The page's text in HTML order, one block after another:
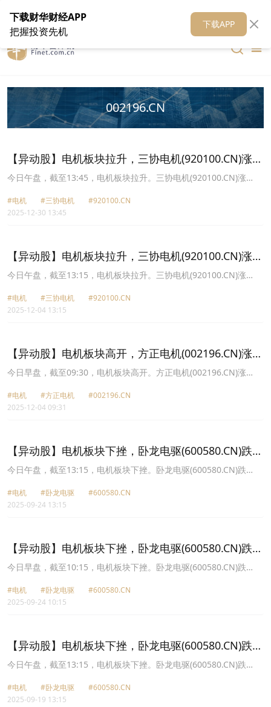
在线客服 关于我们 财华媒体矩阵 财华智库
002196.CN
【异动股】电机板块拉升，三协电机(920100.CN)涨
12.52%
今日午盘，截至13:45，电机板块拉升。三协电机(920100.CN)涨
电驱(600580.CN)涨7.92%报50.02元，江苏雷利(300660.CN)涨
7.53%报58.0元，鸣志电器(603728.CN)涨7.24%报72.31元，鼎智科
#电机 #三协电机
#920100.CN
2025-12-30 13:45
【异动股】电机板块拉升，三协电机(920100.CN)涨
21.09%
今日午盘，截至13:15，电机板块拉升。三协电机(920100.CN)涨
科技(920593.CN)涨5.18%报34.1元，方正电机(002196.CN)涨4.70%
报13.14元，兆威机电(003021.CN)涨4.10%报106.68元，卧龙电驱
#电机 #三协电机
#920100.CN
2025-12-04 13:15
【异动股】电机板块高开，方正电机(002196.CN)涨
6.77%
今日早盘，截至09:30，电机板块高开。方正电机(002196.CN)涨
技(920593.CN)涨4.66%报33.93元，卧龙电驱(600580.CN)涨3.25%
报41.98元，江苏雷利(300660.CN)涨3.11%报47.47元，鸣志电器
#电机 #方正电机
#002196.CN
2025-12-04 09:31
【异动股】电机板块下挫，卧龙电驱(600580.CN)跌
7.37%
今日午盘，截至13:15，电机板块下挫。卧龙电驱(600580.CN)跌
机(002249.CN)跌4.28%报11.19元，中电电机(603988.CN)跌4.08%
报29.17元，湘电股份(600416.CN)跌3.66%报15.81元，康平科技
#电机 #卧龙电驱
#600580.CN
2025-09-24 13:15
【异动股】电机板块下挫，卧龙电驱(600580.CN)跌
8.22%
今日早盘，截至10:15，电机板块下挫。卧龙电驱(600580.CN)跌
科(603370.CN)跌4.96%报53.43元，湘电股份(600416.CN)跌3.78%
报15.79元，大洋电机(002249.CN)跌2.99%报11.34元，方正电机
#电机 #卧龙电驱
#600580.CN
2025-09-24 10:15
【异动股】电机板块下挫，卧龙电驱(600580.CN)跌
9.88%
今日午盘，截至13:15，电机板块下挫。卧龙电驱(600580.CN)跌
利(300660.CN)跌7.67%报59.21元，方正电机(002196.CN)跌6.83%
报9.82元，兆威机电(003021.CN)跌5.95%报138.11元，科力尔
#电机 #卧龙电驱
#600580.CN
2025-09-19 13:15
下载财华财经APP
把握投资先机
下载APP